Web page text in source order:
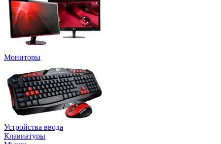
Мониторы
Устройства ввода
Клавиатуры